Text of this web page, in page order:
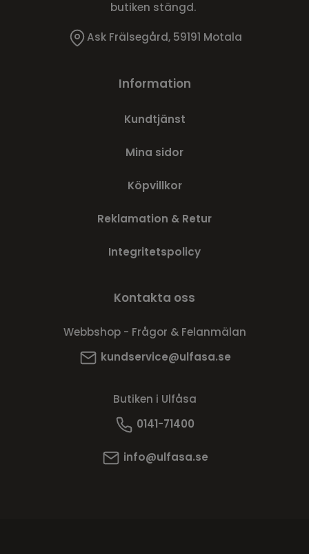
butiken stängd.
Ask Frälsegård, 59191 Motala
Information
Kundtjänst
Mina sidor
Köpvillkor
Reklamation & Retur
Integritetspolicy
Kontakta oss
Webbshop - Frågor & Felanmälan
kundservice@ulfasa.se
Butiken i Ulfåsa
0141-71400
info@ulfasa.se